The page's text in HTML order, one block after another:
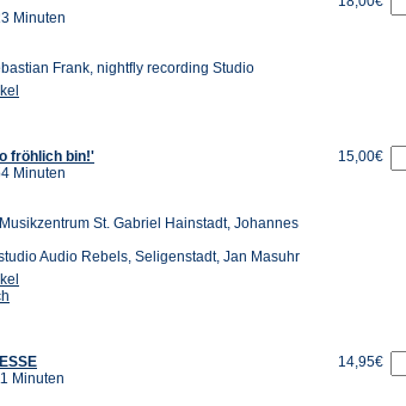
Minuten
Frank, nightfly recording Studio
fröhlich bin!'
Minuten
St. Gabriel Hainstadt, Johannes
Audio Rebels, Seligenstadt, Jan Masuhr
15,00€
Minuten
14,95€